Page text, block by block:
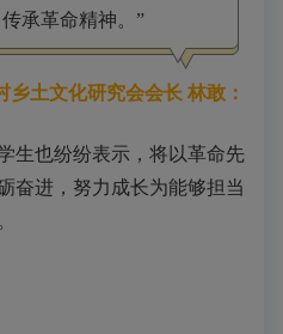
承革命精神。”
乡土文化研究会会长 林敢：
生也纷纷表示，将以革命先
奋进，努力成长为能够担当